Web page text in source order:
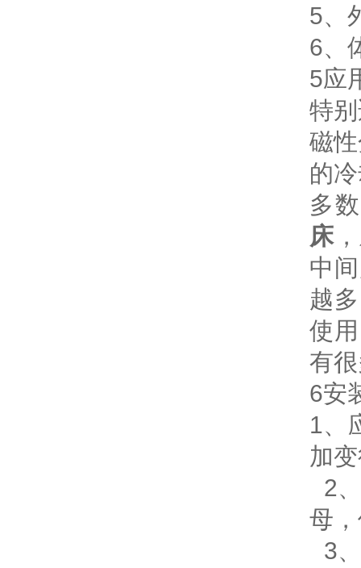
5、
6、
5应
特
磁
的
多
床，
中
越
使
有
6安
1、
加
2
母
3